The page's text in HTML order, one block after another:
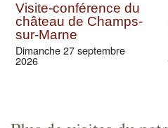
Visite-conférence du
château de Champs-
sur-Marne
Dimanche 27 septembre
2026